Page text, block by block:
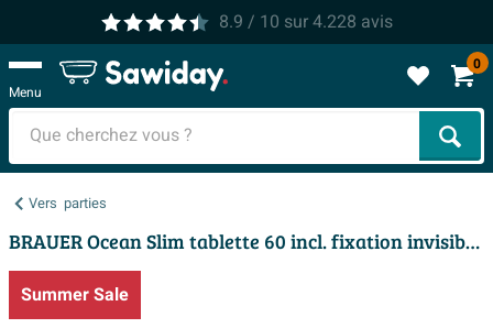
8.9 / 10 sur4.228 avis
Menu
0
Vers parties
BRAUER Ocean Slim tablette 60 incl. fixation invisible Forest Tan
Summer Sale